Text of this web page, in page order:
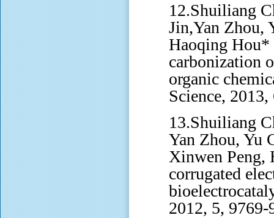
12.Shuiliang
Jin,Yan Zhou,
Haoqing Hou*
carbonization
organic
Science,
13.Shuiliang
Yan Zhou, Yu
Xinwen Peng,
corrugated
2012, 5, 9769-